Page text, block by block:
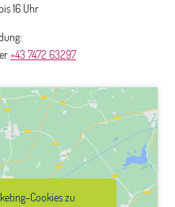
16 Uhr
+43 7472 63297
Cookies zu